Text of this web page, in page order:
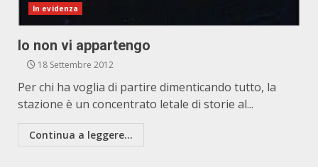
In evidenza
Io non vi appartengo
18 Settembre 2012
Per chi ha voglia di partire dimenticando tutto, la
stazione è un concentrato letale di storie al...
Continua a leggere...